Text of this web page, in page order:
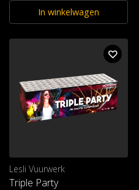
In winkelwagen
Lesli Vuurwerk
Triple Party